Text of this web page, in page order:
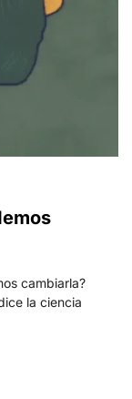
cambiarla?
la ciencia